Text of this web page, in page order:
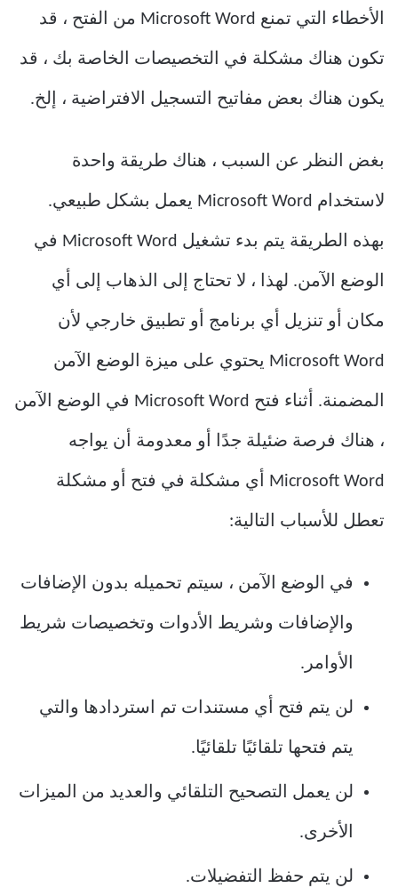
الأخطاء التي تمنع Microsoft Word من الفتح ، قد
تكون هناك مشكلة في التخصيصات الخاصة بك ، قد
يكون هناك بعض مفاتيح التسجيل الافتراضية ، إلخ.
بغض النظر عن السبب ، هناك طريقة واحدة
لاستخدام Microsoft Word يعمل بشكل طبيعي.
بهذه الطريقة يتم بدء تشغيل Microsoft Word في
الوضع الآمن. لهذا ، لا تحتاج إلى الذهاب إلى أي
مكان أو تنزيل أي برنامج أو تطبيق خارجي لأن
Microsoft Word يحتوي على ميزة الوضع الآمن
المضمنة. أثناء فتح Microsoft Word في الوضع الآمن
، هناك فرصة ضئيلة جدًا أو معدومة أن يواجه
Microsoft Word أي مشكلة في فتح أو مشكلة
تعطل للأسباب التالية:
في الوضع الآمن ، سيتم تحميله بدون الإضافات
والإضافات وشريط الأدوات وتخصيصات شريط
الأوامر.
لن يتم فتح أي مستندات تم استردادها والتي
يتم فتحها تلقائيًا تلقائيًا.
لن يعمل التصحيح التلقائي والعديد من الميزات
الأخرى.
لن يتم حفظ التفضيلات.